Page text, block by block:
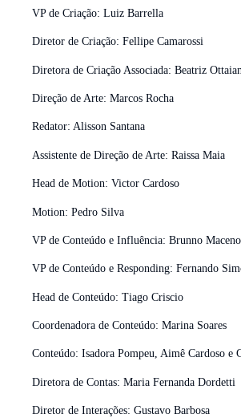
VP de Criação: Luiz Barrella
Diretor de Criação: Fellipe Camarossi
Diretora de Criação Associada: Beatriz
Direção de Arte: Marcos Rocha
Redator: Alisson Santana
Assistente de Direção de Arte: Raissa Maia
Head de Motion: Victor Cardoso
Motion: Pedro Silva
VP de Conteúdo e Influência: Brunno Maceno
VP de Conteúdo e Responding: Fernando
Head de Conteúdo: Tiago Criscio
Coordenadora de Conteúdo: Marina Soares
Conteúdo: Isadora Pompeu, Aimê Cardoso e
Diretora de Contas: Maria Fernanda Dordetti
Diretor de Interações: Gustavo Barbosa